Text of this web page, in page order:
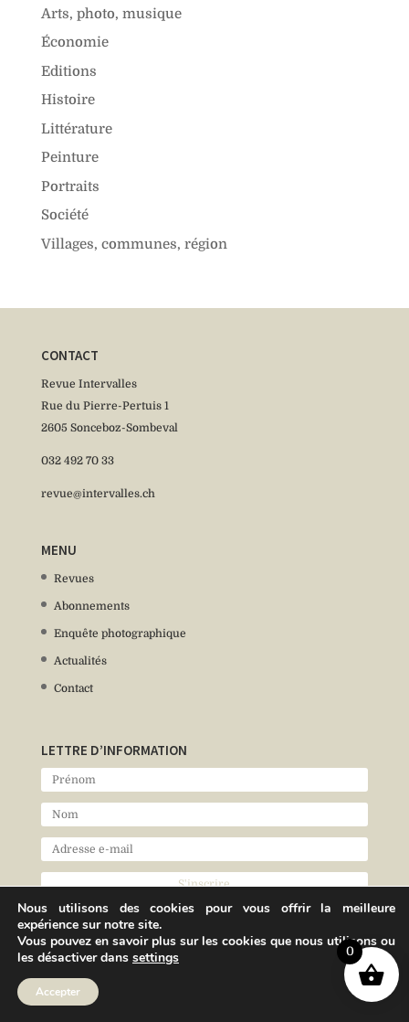
Arts, photo, musique
Économie
Editions
Histoire
Littérature
Peinture
Portraits
Société
Villages, communes, région
CONTACT
Revue Intervalles
Rue du Pierre-Pertuis 1
2605 Sonceboz-Sombeval
032 492 70 33
revue@intervalles.ch
MENU
Revues
Abonnements
Enquête photographique
Actualités
Contact
LETTRE D’INFORMATION
Nous utilisons des cookies pour vous offrir la meilleure
expérience sur notre site.
Vous pouvez en savoir plus sur les cookies que nous utilisons ou
les désactiver dans settings
Accepter
0